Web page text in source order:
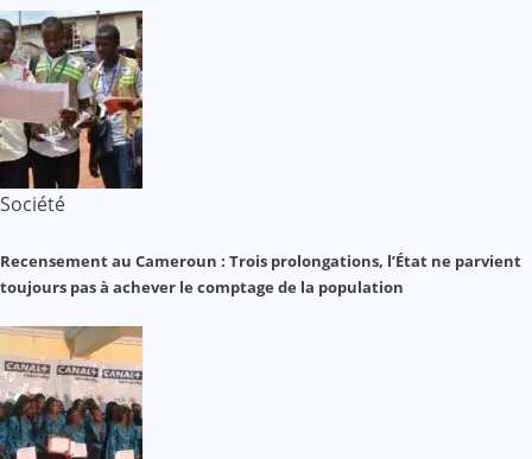
Société
Recensement au Cameroun : Trois prolongations, l’État ne parvient
toujours pas à achever le comptage de la population